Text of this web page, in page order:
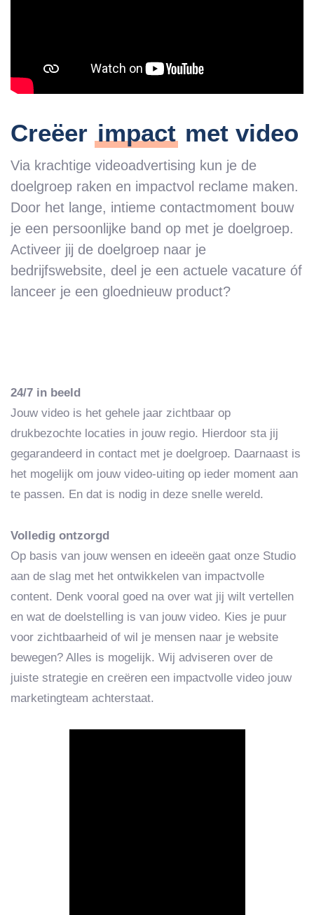
Creëer impact met video
Via krachtige videoadvertising kun je de
doelgroep raken en impactvol reclame maken.
Door het lange, intieme contactmoment bouw
je een persoonlijke band op met je doelgroep.
Activeer jij de doelgroep naar je
bedrijfswebsite, deel je een actuele vacature óf
lanceer je een gloednieuw product?
24/7 in beeld
Jouw video is het gehele jaar zichtbaar op
drukbezochte locaties in jouw regio. Hierdoor sta jij
gegarandeerd in contact met je doelgroep. Daarnaast is
het mogelijk om jouw video-uiting op ieder moment aan
te passen. En dat is nodig in deze snelle wereld.
Volledig ontzorgd
Op basis van jouw wensen en ideeën gaat onze Studio
aan de slag met het ontwikkelen van impactvolle
content. Denk vooral goed na over wat jij wilt vertellen
en wat de doelstelling is van jouw video. Kies je puur
voor zichtbaarheid of wil je mensen naar je website
bewegen? Alles is mogelijk. Wij adviseren over de
juiste strategie en creëren een impactvolle video jouw
marketingteam achterstaat.